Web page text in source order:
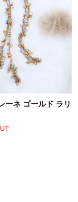
ーネ ゴールド ラリ